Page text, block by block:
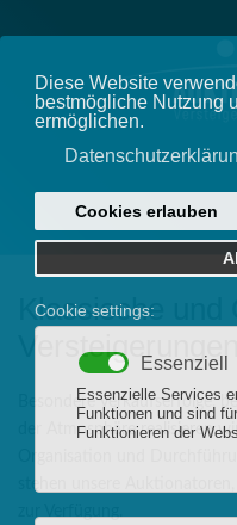
Klassische und
Versteigerungen
Besondere Verkaufserfolge,
der Atmosphäre realisieren
Organisation und
stehen unsere